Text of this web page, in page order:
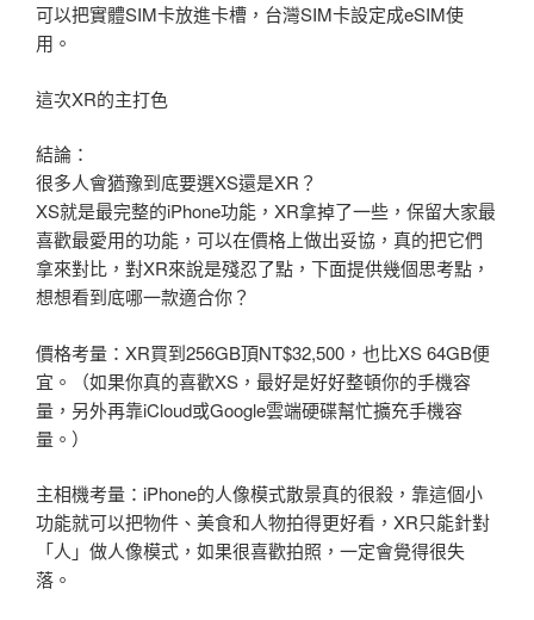
可以把實體SIM卡放進卡槽，台灣SIM卡設定成eSIM使
用。
這次XR的主打色
結論：
很多人會猶豫到底要選XS還是XR？
XS就是最完整的iPhone功能，XR拿掉了一些，保留大家最
喜歡最愛用的功能，可以在價格上做出妥協，真的把它們
拿來對比，對XR來說是殘忍了點，下面提供幾個思考點，
想想看到底哪一款適合你？
價格考量：XR買到256GB頂NT$32,500，也比XS 64GB便
宜。（如果你真的喜歡XS，最好是好好整頓你的手機容
量，另外再靠iCloud或Google雲端硬碟幫忙擴充手機容
量。）
主相機考量：iPhone的人像模式散景真的很殺，靠這個小
功能就可以把物件、美食和人物拍得更好看，XR只能針對
「人」做人像模式，如果很喜歡拍照，一定會覺得很失
落。